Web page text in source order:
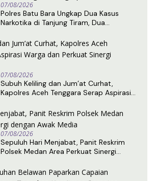
07/08/2026
Polres Batu Bara Ungkap Dua Kasus
Narkotika di Tanjung Tiram, Dua
07/08/2026
Subuh Keliling dan Jum’at Curhat,
Kapolres Aceh Tenggara Serap Aspirasi
07/08/2026
Sepuluh Hari Menjabat, Panit Reskrim
Polsek Medan Area Perkuat Sinergi